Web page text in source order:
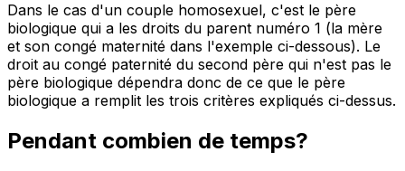
Dans le cas d'un couple homosexuel, c'est le père
biologique qui a les droits du parent numéro 1 (la mère
et son congé maternité dans l'exemple ci-dessous). Le
droit au congé paternité du second père qui n'est pas le
père biologique dépendra donc de ce que le père
biologique a remplit les trois critères expliqués ci-dessus.
Pendant combien de temps?